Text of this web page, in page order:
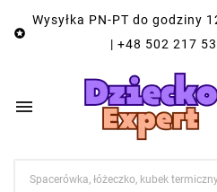

Wysyłka PN-PT do godziny
| +48 502 217
